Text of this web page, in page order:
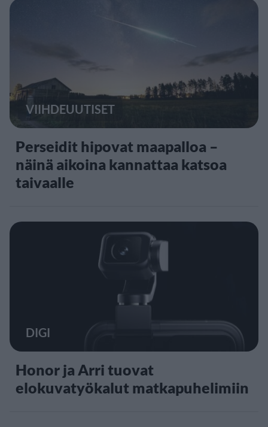
VIIHDEUUTISET
Perseidit hipovat maapalloa –
näinä aikoina kannattaa katsoa
taivaalle
DIGI
Honor ja Arri tuovat
elokuvatyökalut matkapuhelimiin